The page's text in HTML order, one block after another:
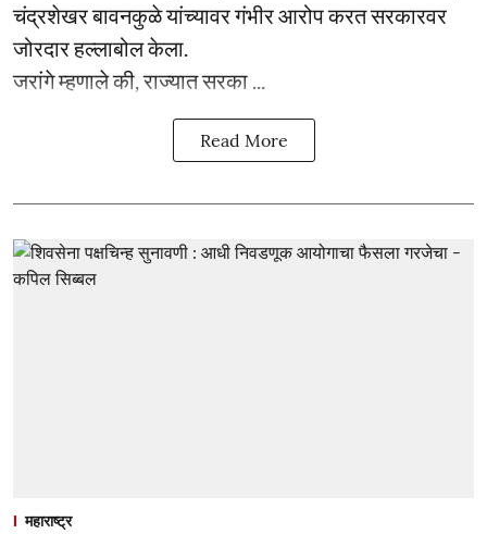
चंद्रशेखर बावनकुळे यांच्यावर गंभीर आरोप करत सरकारवर
जोरदार हल्लाबोल केला.
जरांगे म्हणाले की, राज्यात सरका ...
Read More
महाराष्ट्र